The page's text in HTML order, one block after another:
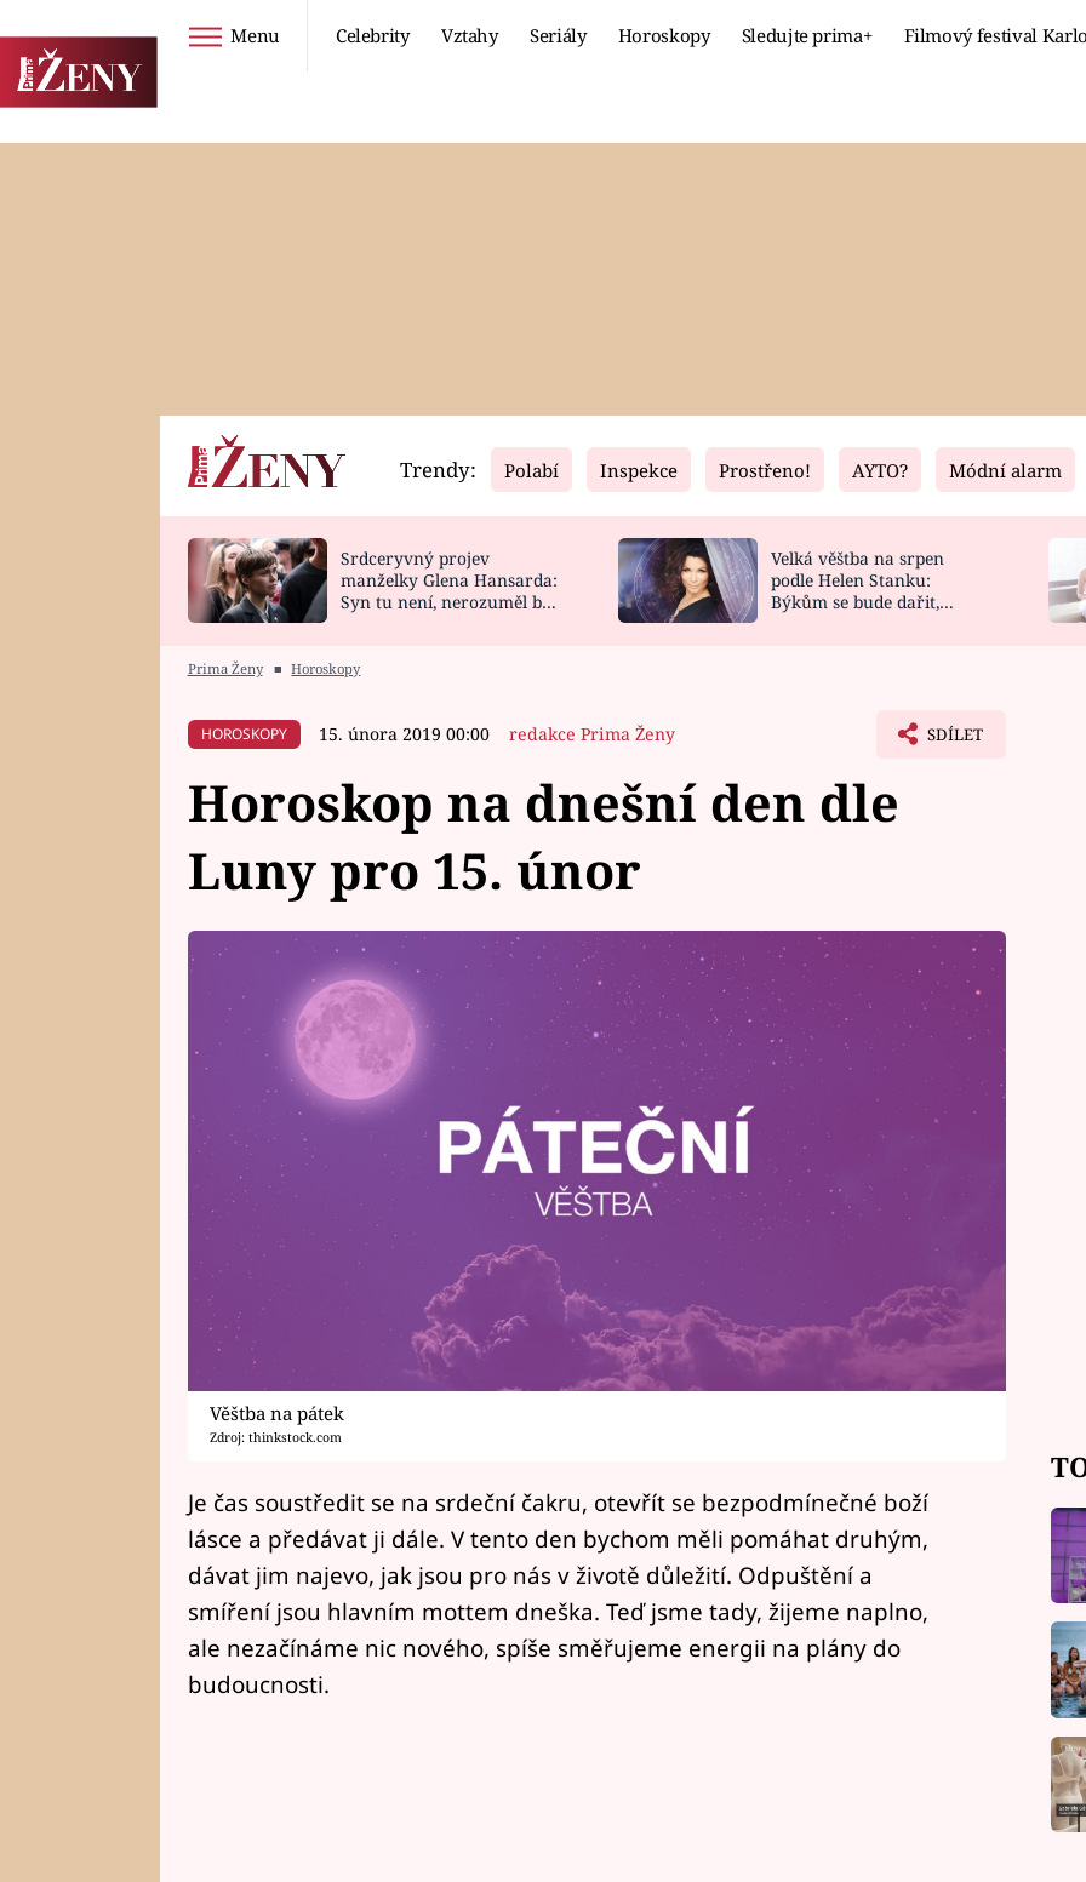
Menu Celebrity Vztahy Seriály Horoskopy Sledujte prima+ Filmový festival
Horoskopy
HOROSKOP NA
Video
CELEBRITY
VAŘENÍ
Fresh
NOVINKY
VIDEORECEPTY
Living
DESIGN
Trendy: Polabí Inspekce Prostřeno! AYTO? Módní alarm
Srdceryvný projev
manželky Glena Hansarda:
Syn tu není, nerozuměl by
Velká věštba na srpen
podle Helen Stanku:
Býkům se bude dařit,
Prima Ženy ■ Horoskopy
HOROSKOPY 15. února 2019 00:00 redakce Prima Ženy SDÍLET
Horoskop na dnešní den dle
Luny pro 15. únor
Věštba na pátek
Zdroj: thinkstock.com
Je čas soustředit se na srdeční čakru, otevřít se bezpodmínečné boží
lásce a předávat ji dále. V tento den bychom měli pomáhat druhým,
dávat jim najevo, jak jsou pro nás v životě důležití. Odpuštění a
smíření jsou hlavním mottem dneška. Teď jsme tady, žijeme naplno,
ale nezačínáme nic nového, spíše směřujeme energii na plány do
budoucnosti.